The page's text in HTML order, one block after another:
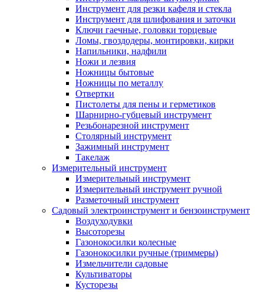
Инструмент для резки кафеля и стекла
Инструмент для шлифования и заточки
Ключи гаечные, головки торцевые
Ломы, гвоздодеры, монтировки, кирки
Напильники, надфили
Ножи и лезвия
Ножницы бытовые
Ножницы по металлу
Отвертки
Пистолеты для пены и герметиков
Шарнирно-губцевый инструмент
Резьбонарезной инструмент
Столярный инструмент
Зажимный инструмент
Такелаж
Измерительный инструмент
Измерительный инструмент
Измерительный инструмент ручной
Разметочный инструмент
Садовый электроинструмент и бензоинструмент
Воздуходувки
Высоторезы
Газонокосилки колесные
Газонокосилки ручные (триммеры)
Измельчители садовые
Культиваторы
Кусторезы